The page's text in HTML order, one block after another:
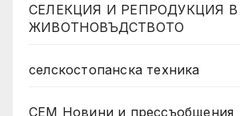
СЕЛЕКЦИЯ И РЕПРОДУКЦИЯ В
ЖИВОТНОВЪДСТВОТО
селскостопанска техника
СЕМ Новини и прессъобщения